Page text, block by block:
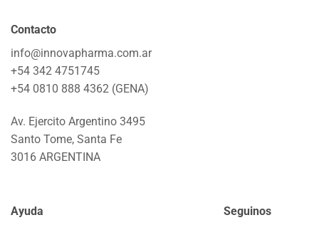
Contacto
info@innovapharma.com.ar
+54 342 4751745
+54 0810 888 4362 (GENA)
Av. Ejercito Argentino 3495
Santo Tome, Santa Fe
3016 ARGENTINA
Ayuda Seguinos